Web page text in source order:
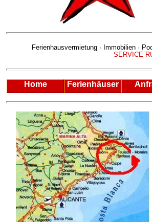
Ferienhausvermietung · Immobilien ·
SERVICE
Home Ferienhäuser